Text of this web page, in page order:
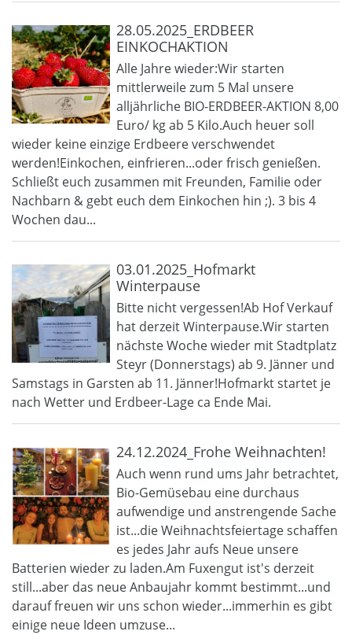
28.05.2025_ERDBEER
EINKOCHAKTION
Alle Jahre wieder:Wir starten
mittlerweile zum 5 Mal unsere
alljährliche BIO-ERDBEER-AKTION 8,00
Euro/ kg ab 5 Kilo.Auch heuer soll
wieder keine einzige Erdbeere verschwendet
werden!Einkochen, einfrieren...oder frisch genießen.
Schließt euch zusammen mit Freunden, Familie oder
Nachbarn & gebt euch dem Einkochen hin ;). 3 bis 4
Wochen dau...
03.01.2025_Hofmarkt
Winterpause
Bitte nicht vergessen!Ab Hof Verkauf
hat derzeit Winterpause.Wir starten
nächste Woche wieder mit Stadtplatz
Steyr (Donnerstags) ab 9. Jänner und
Samstags in Garsten ab 11. Jänner!Hofmarkt startet je
nach Wetter und Erdbeer-Lage ca Ende Mai.
24.12.2024_Frohe Weihnachten!
Auch wenn rund ums Jahr betrachtet,
Bio-Gemüsebau eine durchaus
aufwendige und anstrengende Sache
ist...die Weihnachtsfeiertage schaffen
es jedes Jahr aufs Neue unsere
Batterien wieder zu laden.Am Fuxengut ist's derzeit
still...aber das neue Anbaujahr kommt bestimmt...und
darauf freuen wir uns schon wieder...immerhin es gibt
einige neue Ideen umzuse...